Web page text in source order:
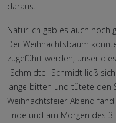
daraus.
Natürlich gab es auch noch
Der Weihnachtsbaum
zugeführt werden, unser
"Schmidte" Schmidt ließ
lange bitten und tütete den
Weihnachtsfeier-Abend
Ende und am Morgen des